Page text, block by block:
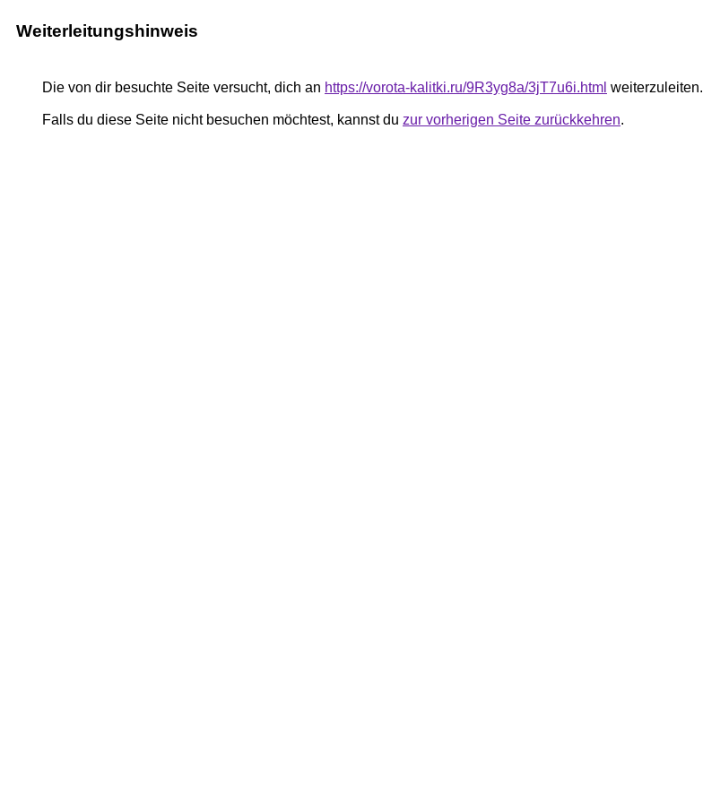
Weiterleitungshinweis
Die von dir besuchte Seite versucht, dich an https://vorota-kalitki.ru/9R3yg8a/3jT7u6i.html weiterzuleiten.
Falls du diese Seite nicht besuchen möchtest, kannst du zur vorherigen Seite zurückkehren.